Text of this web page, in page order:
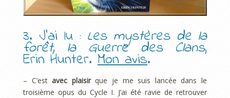
3. J’ai lu : Les mystères de la
forêt, la Guerre des Clans,
Erin Hunter. Mon avis.
– C’estavec plaisirque je me suis lancée dans le
troisième opus du Cycle I. J’ai été ravie de retrouver